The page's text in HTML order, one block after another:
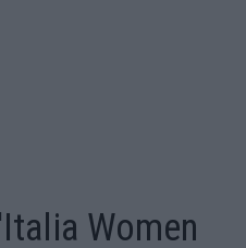
Women